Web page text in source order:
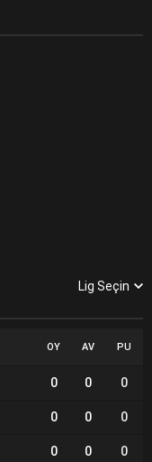
Lig Seçin
OY AV PU
0 0 0
0 0 0
0 0 0